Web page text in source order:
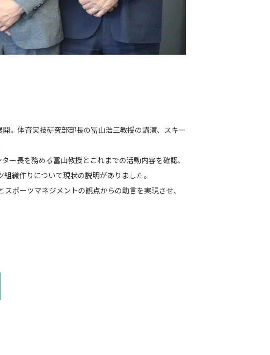
。体育実技研究部部長の冨山浩三教授の講演、スキー
長を務める冨山教授とこれまでの活動内容を確認、
織作りについて現状の説明がありました。
ポーツマネジメントの観点からの助言を実現させ、